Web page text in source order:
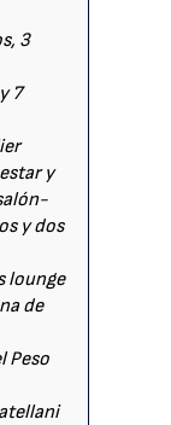
3
7
y
y dos
lounge
de
Peso